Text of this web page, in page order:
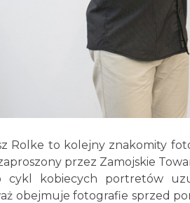
Rolke to kolejny znakomity
przez Zamojskie
cykl kobiecych portretów
obejmuje fotografie sprzed